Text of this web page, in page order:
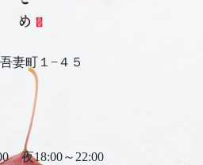
妻町１−４５
夜18:00～22:00